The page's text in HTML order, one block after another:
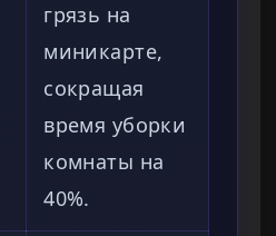
грязь на
миникарте,
сокращая
время уборки
комнаты на
40%.